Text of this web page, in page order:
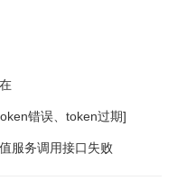
错误、token过期]
服务调用接口失败